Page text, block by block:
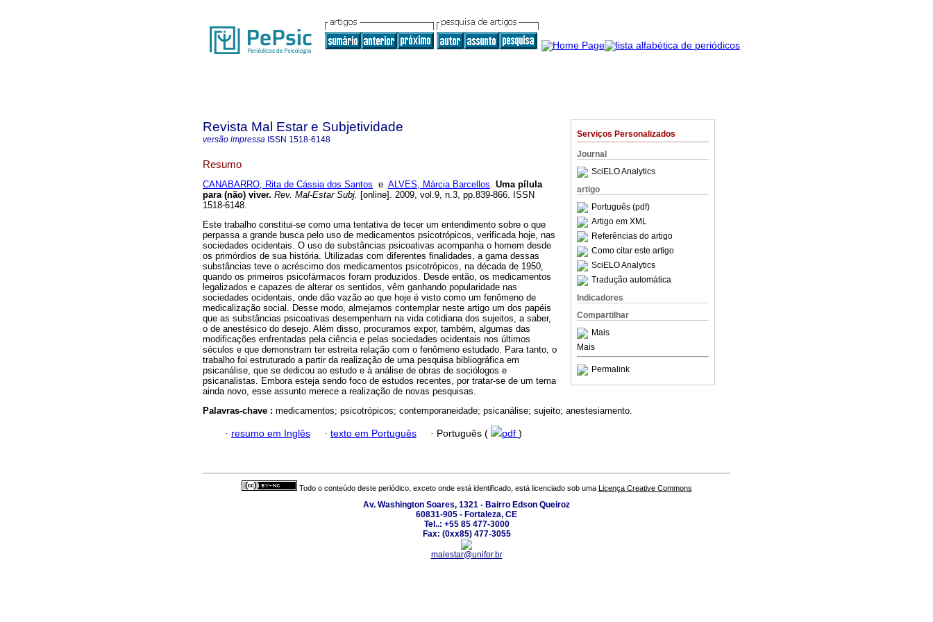
Serviços Personalizados
Journal
SciELO Analytics
artigo
Português (pdf)
Artigo em XML
Referências do artigo
Como citar este artigo
SciELO Analytics
Tradução automática
Indicadores
Compartilhar
Mais
Mais
Permalink
Revista Mal Estar e Subjetividade
versão impressa ISSN 1518-6148
Resumo
CANABARRO, Rita de Cássia dos Santos e ALVES, Márcia Barcellos. Uma pílula
para (não) viver. Rev. Mal-Estar Subj. [online]. 2009, vol.9, n.3, pp.839-866. ISSN
1518-6148.
Este trabalho constitui-se como uma tentativa de tecer um entendimento sobre o que
perpassa a grande busca pelo uso de medicamentos psicotrópicos, verificada hoje, nas
sociedades ocidentais. O uso de substâncias psicoativas acompanha o homem desde
os primórdios de sua história. Utilizadas com diferentes finalidades, a gama dessas
substâncias teve o acréscimo dos medicamentos psicotrópicos, na década de 1950,
quando os primeiros psicofármacos foram produzidos. Desde então, os medicamentos
legalizados e capazes de alterar os sentidos, vêm ganhando popularidade nas
sociedades ocidentais, onde dão vazão ao que hoje é visto como um fenômeno de
medicalização social. Desse modo, almejamos contemplar neste artigo um dos papéis
que as substâncias psicoativas desempenham na vida cotidiana dos sujeitos, a saber,
o de anestésico do desejo. Além disso, procuramos expor, também, algumas das
modificações enfrentadas pela ciência e pelas sociedades ocidentais nos últimos
séculos e que demonstram ter estreita relação com o fenômeno estudado. Para tanto, o
trabalho foi estruturado a partir da realização de uma pesquisa bibliográfica em
psicanálise, que se dedicou ao estudo e à análise de obras de sociólogos e
psicanalistas. Embora esteja sendo foco de estudos recentes, por tratar-se de um tema
ainda novo, esse assunto merece a realização de novas pesquisas.
Palavras-chave : medicamentos; psicotrópicos; contemporaneidade; psicanálise; sujeito; anestesiamento.
· resumo em Inglês · texto em Português · Português ( pdf )
Todo o conteúdo deste periódico, exceto onde está identificado, está licenciado sob uma Licença Creative Commons
Av. Washington Soares, 1321 - Bairro Edson Queiroz
60831-905 - Fortaleza, CE
Tel..: +55 85 477-3000
Fax: (0xx85) 477-3055
malestar@unifor.br